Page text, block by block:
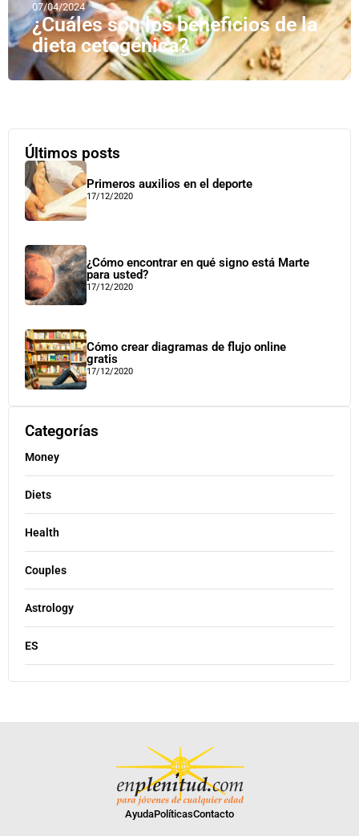
07/04/2024
¿Cuáles son los beneficios de la
dieta cetogénica?
Últimos posts
Primeros auxilios en el deporte
17/12/2020
¿Cómo encontrar en qué signo está Marte
para usted?
17/12/2020
Cómo crear diagramas de flujo online
gratis
17/12/2020
Categorías
Money
Diets
Health
Couples
Astrology
ES
AyudaPolíticasContacto